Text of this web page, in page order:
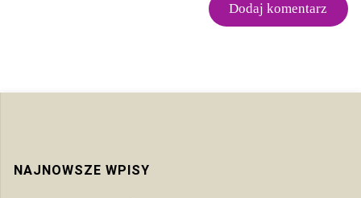
NAJNOWSZE WPISY